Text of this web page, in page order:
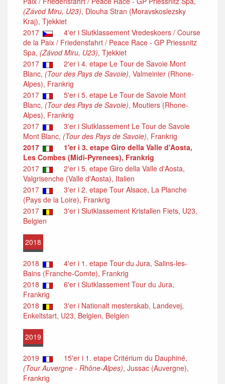
(Závod Miru, U23), Dlouha Stran (Moravskoslezsky
Kraj), Tjekkiet
2017
4'er i Slutklassement Vredeskoers / Course
de la Paix / Friedensfahrt / Peace Race - GP Priessnitz
Spa, (Závod Miru, U23), Tjekkiet
2017
2'er i 4. etape Le Tour de Savoie Mont
Blanc, (Tour des Pays de Savoie), Valmeinier (Rhone-
Alpes), Frankrig
2017
5'er i 5. etape Le Tour de Savoie Mont
Blanc, (Tour des Pays de Savoie), Moutiers (Rhone-
Alpes), Frankrig
2017
3'er i Slutklassement Le Tour de Savoie
Mont Blanc, (Tour des Pays de Savoie), Frankrig
2017
1'er i 3. etape Giro della Valle d'Aosta,
Les Combes (Midi-Pyrenees), Frankrig
2017
2'er i 5. etape Giro della Valle d'Aosta,
Valgrisenche (Valle d'Aosta), Italien
2017
3'er i 2. etape Tour Alsace, La Planche
(Pays de la Loire), Frankrig
2017
3'er i Slutklassement Kristallen Fiets, U23,
Belgien
2018
2018
4'er i 1. etape Tour du Jura, Salins-les-
Bains (Franche-Comte), Frankrig
2018
6'er i Slutklassement Tour du Jura,
Frankrig
2018
3'er i Nationalt mesterskab, Landevej,
Enkeltstart, U23, Belgien, Belgien
2019
2019
15'er i 1. etape Critérium du Dauphiné,
(Tour Auvergne - Rhône-Alpes), Jussac (Auvergne),
Frankrig